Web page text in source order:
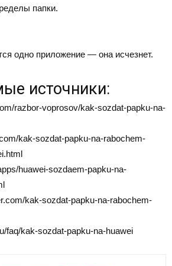
папки.
одно приложение — она исчезнет.
источники:
razbor-voprosov/kak-sozdat-papku-na-
kak-sozdat-papku-na-rabochem-
huawei-sozdaem-papku-na-
kak-sozdat-papku-na-rabochem-
faq/kak-sozdat-papku-na-huawei